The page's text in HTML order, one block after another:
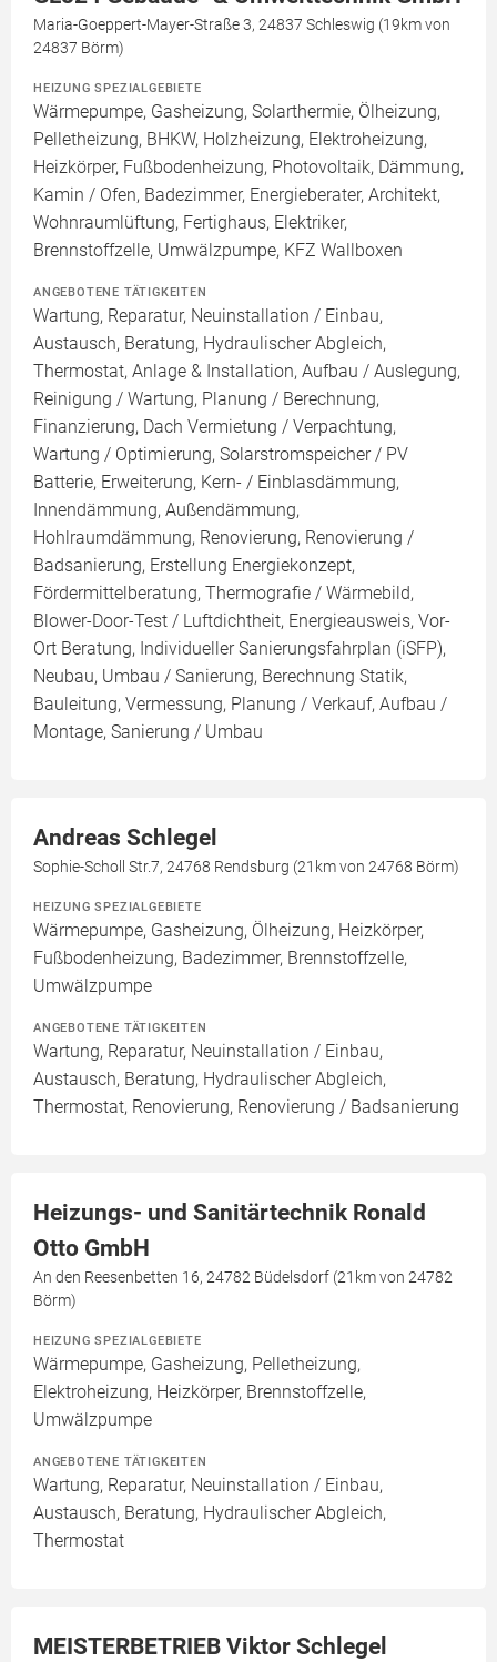
Maria-Goeppert-Mayer-Straße 3, 24837 Schleswig (19km von
24837 Börm)
HEIZUNG SPEZIALGEBIETE
Wärmepumpe, Gasheizung, Solarthermie, Ölheizung,
Pelletheizung, BHKW, Holzheizung, Elektroheizung,
Heizkörper, Fußbodenheizung, Photovoltaik, Dämmung,
Kamin / Ofen, Badezimmer, Energieberater, Architekt,
Wohnraumlüftung, Fertighaus, Elektriker,
Brennstoffzelle, Umwälzpumpe, KFZ Wallboxen
ANGEBOTENE TÄTIGKEITEN
Wartung, Reparatur, Neuinstallation / Einbau,
Austausch, Beratung, Hydraulischer Abgleich,
Thermostat, Anlage & Installation, Aufbau / Auslegung,
Reinigung / Wartung, Planung / Berechnung,
Finanzierung, Dach Vermietung / Verpachtung,
Wartung / Optimierung, Solarstromspeicher / PV
Batterie, Erweiterung, Kern- / Einblasdämmung,
Innendämmung, Außendämmung,
Hohlraumdämmung, Renovierung, Renovierung /
Badsanierung, Erstellung Energiekonzept,
Fördermittelberatung, Thermografie / Wärmebild,
Blower-Door-Test / Luftdichtheit, Energieausweis, Vor-
Ort Beratung, Individueller Sanierungsfahrplan (iSFP),
Neubau, Umbau / Sanierung, Berechnung Statik,
Bauleitung, Vermessung, Planung / Verkauf, Aufbau /
Montage, Sanierung / Umbau
Andreas Schlegel
Sophie-Scholl Str.7, 24768 Rendsburg (21km von 24768 Börm)
HEIZUNG SPEZIALGEBIETE
Wärmepumpe, Gasheizung, Ölheizung, Heizkörper,
Fußbodenheizung, Badezimmer, Brennstoffzelle,
Umwälzpumpe
ANGEBOTENE TÄTIGKEITEN
Wartung, Reparatur, Neuinstallation / Einbau,
Austausch, Beratung, Hydraulischer Abgleich,
Thermostat, Renovierung, Renovierung / Badsanierung
Heizungs- und Sanitärtechnik Ronald
Otto GmbH
An den Reesenbetten 16, 24782 Büdelsdorf (21km von 24782
Börm)
HEIZUNG SPEZIALGEBIETE
Wärmepumpe, Gasheizung, Pelletheizung,
Elektroheizung, Heizkörper, Brennstoffzelle,
Umwälzpumpe
ANGEBOTENE TÄTIGKEITEN
Wartung, Reparatur, Neuinstallation / Einbau,
Austausch, Beratung, Hydraulischer Abgleich,
Thermostat
MEISTERBETRIEB Viktor Schlegel